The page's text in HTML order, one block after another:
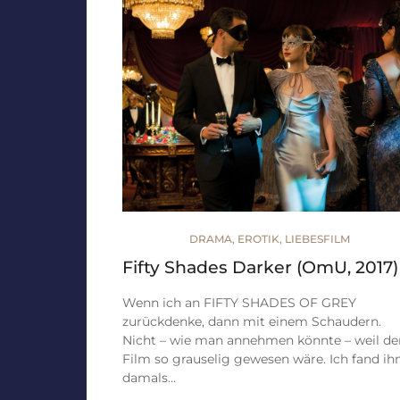
DRAMA, EROTIK, LIEBESFILM
Fifty Shades Darker (OmU, 2017)
Wenn ich an FIFTY SHADES OF GREY
zurückdenke, dann mit einem Schaudern.
Nicht – wie man annehmen könnte – weil
Film so grauselig gewesen wäre. Ich fand
damals…